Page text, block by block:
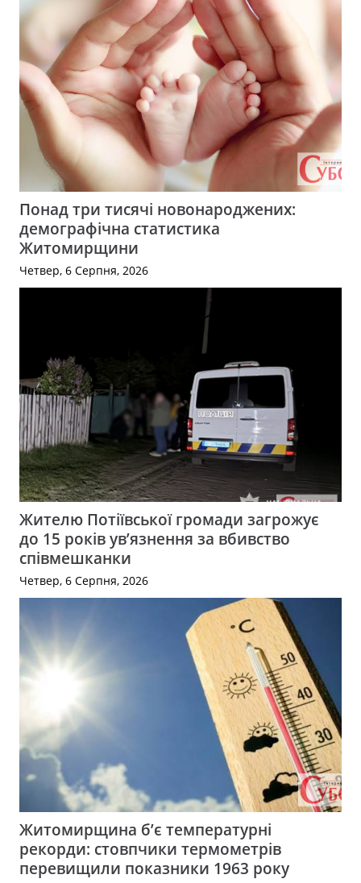
Понад три тисячі новонароджених:
демографічна статистика
Житомирщини
Четвер, 6 Серпня, 2026
Жителю Потіївської громади загрожує
до 15 років ув’язнення за вбивство
співмешканки
Четвер, 6 Серпня, 2026
Житомирщина б’є температурні
рекорди: стовпчики термометрів
перевищили показники 1963 року